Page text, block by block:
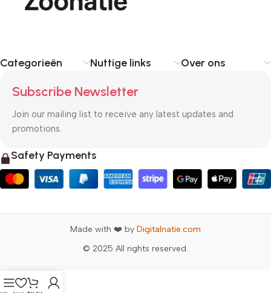
Categorieën Nuttige links Over ons
Subscribe Newsletter
Join our mailing list to receive any latest updates and
promotions.
Safety Payments
Made with ❤️ by Digitalnatie.com
© 2025 All rights reserved.